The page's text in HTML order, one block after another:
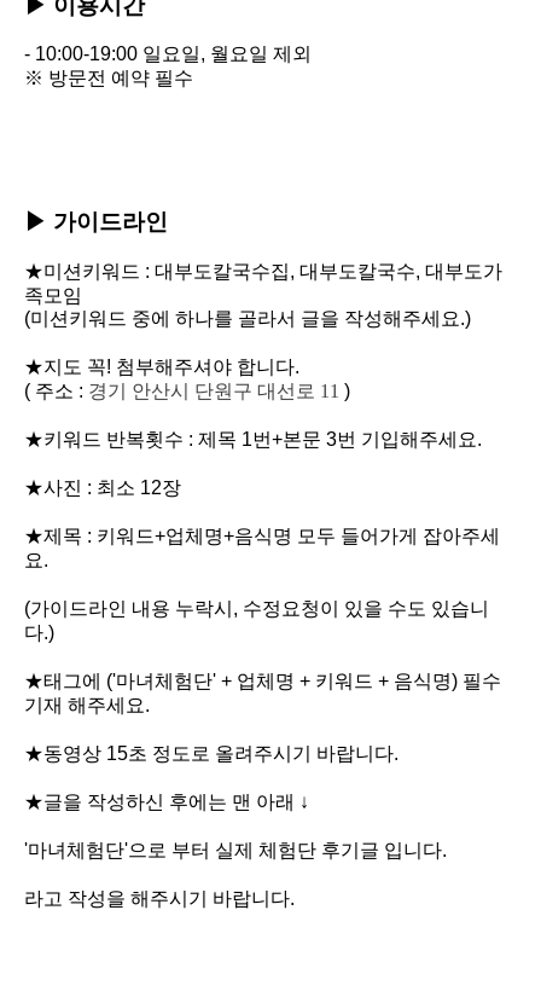
▶ 이용시간
- 10:00-19:00 일요일, 월요일 제외
※ 방문전 예약 필수
▶ 가이드라인
★미션키워드 : 대부도칼국수집, 대부도칼국수, 대부도가
족모임
(미션키워드 중에 하나를 골라서 글을 작성해주세요.)
★지도 꼭! 첨부해주셔야 합니다.
( 주소 : 경기 안산시 단원구 대선로 11 )
★키워드 반복횟수 : 제목 1번+본문 3번 기입해주세요.
★사진 : 최소 12장
★제목 : 키워드+업체명+음식명 모두 들어가게 잡아주세
요.
(가이드라인 내용 누락시, 수정요청이 있을 수도 있습니
다.)
★태그에 ('마녀체험단' + 업체명 + 키워드 + 음식명) 필수
기재 해주세요.
★동영상 15초 정도로 올려주시기 바랍니다.
★글을 작성하신 후에는 맨 아래 ↓
'마녀체험단'으로 부터 실제 체험단 후기글 입니다.
라고 작성을 해주시기 바랍니다.